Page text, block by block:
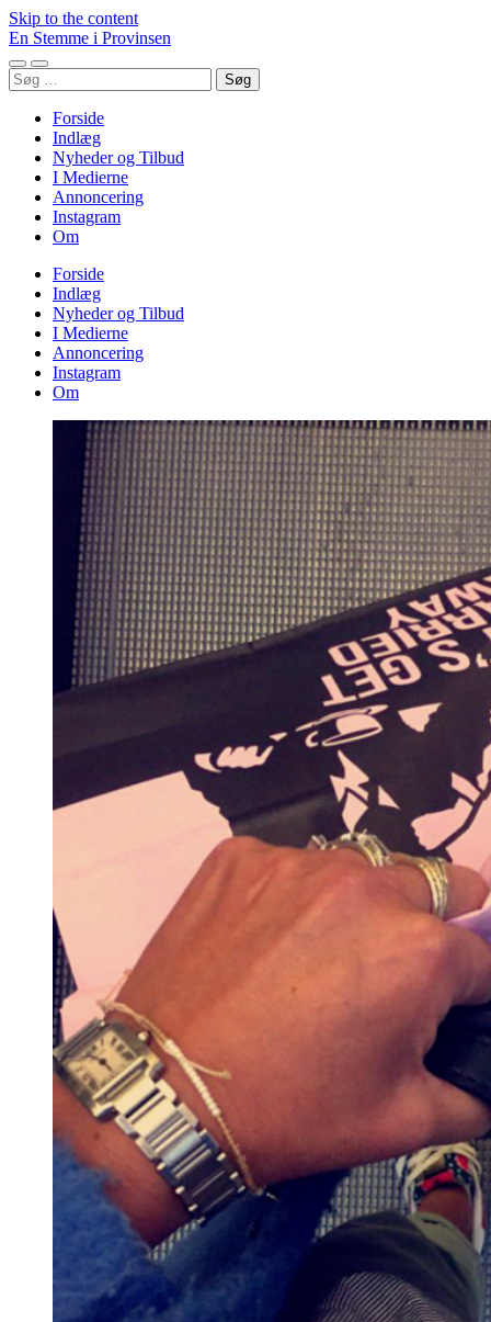
Skip to the content
En Stemme i Provinsen
Toggle
mobile
Toggle
search
Søg
efter:
Forside
Indlæg
Nyheder og Tilbud
I Medierne
Annoncering
Instagram
Om
Forside
Indlæg
Nyheder og Tilbud
I Medierne
Annoncering
Instagram
Om